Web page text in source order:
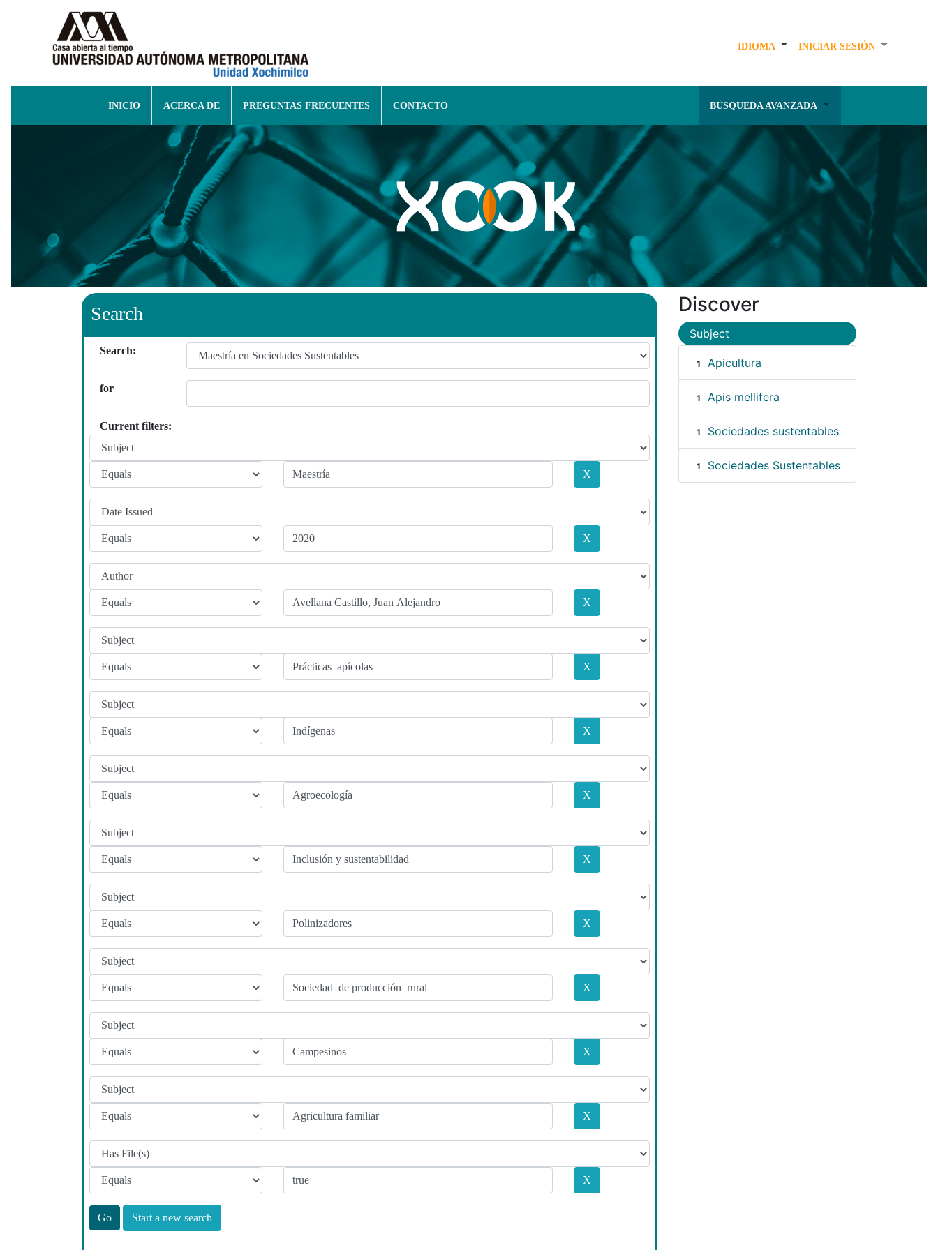
IDIOMA INICIAR SESIÓN
INICIO ACERCA DE PREGUNTAS FRECUENTES CONTACTO BÚSQUEDA AVANZADA
Search
Search:
for
Current filters:
Start a new search
Discover
Subject
1 Apicultura
1 Apis mellifera
1 Sociedades sustentables
1 Sociedades Sustentables